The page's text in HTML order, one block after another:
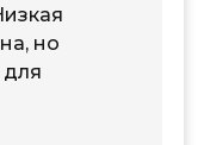
но